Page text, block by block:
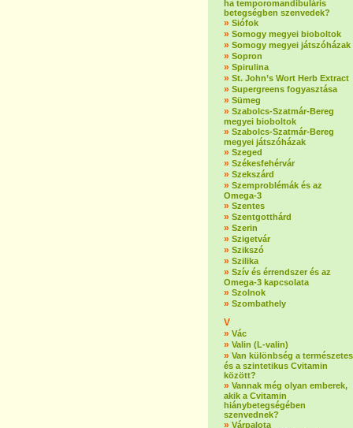
ha temporomandibuláris
betegségben szenvedek?
» Siófok
» Somogy megyei bioboltok
» Somogy megyei játszóházak
» Sopron
» Spirulina
» St. John’s Wort Herb Extract
» Supergreens fogyasztása
» Sümeg
» Szabolcs-Szatmár-Bereg
megyei bioboltok
» Szabolcs-Szatmár-Bereg
megyei játszóházak
» Szeged
» Székesfehérvár
» Szekszárd
» Szemproblémák és az
Omega-3
» Szentes
» Szentgotthárd
» Szerin
» Szigetvár
» Szikszó
» Szilika
» Szív és érrendszer és az
Omega-3 kapcsolata
» Szolnok
» Szombathely
V
» Vác
» Valin (L-valin)
» Van különbség a természetes
és a szintetikus Cvitamin
között?
» Vannak még olyan emberek,
akik a Cvitamin
hiánybetegségében
szenvednek?
» Várpalota